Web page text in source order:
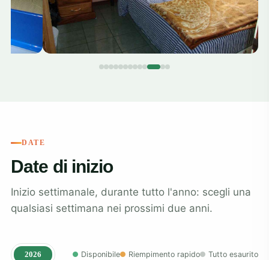
DATE
Date di inizio
Inizio settimanale, durante tutto l'anno: scegli una
qualsiasi settimana nei prossimi due anni.
2026 Disponibile Riempimento rapido Tutto esaurito